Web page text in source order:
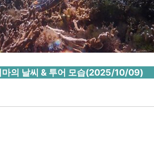
마의 날씨 & 투어 모습(2025/10/09)